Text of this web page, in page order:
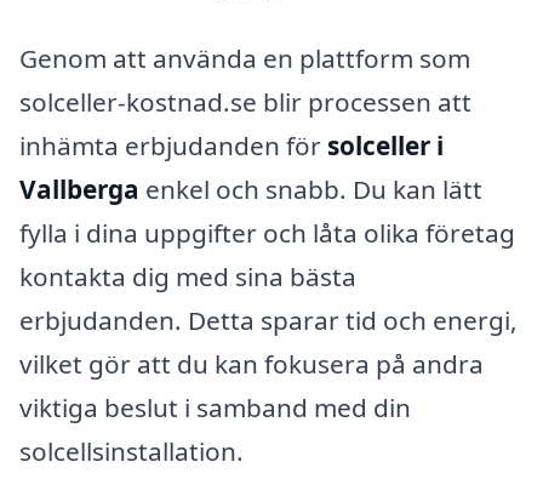
Genom att använda en plattform som
solceller-kostnad.se blir processen att
inhämta erbjudanden för solceller i
Vallberga enkel och snabb. Du kan lätt
fylla i dina uppgifter och låta olika företag
kontakta dig med sina bästa
erbjudanden. Detta sparar tid och energi,
vilket gör att du kan fokusera på andra
viktiga beslut i samband med din
solcellsinstallation.